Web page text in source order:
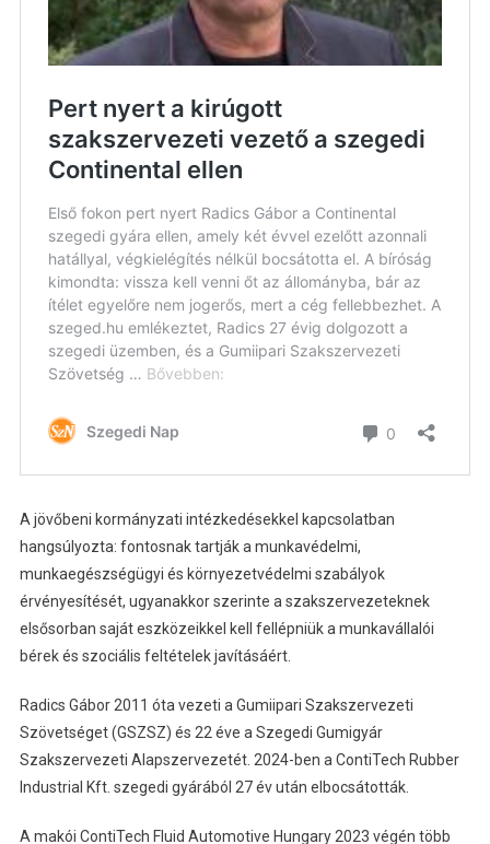
A jövőbeni kormányzati intézkedésekkel kapcsolatban
hangsúlyozta: fontosnak tartják a munkavédelmi,
munkaegészségügyi és környezetvédelmi szabályok
érvényesítését, ugyanakkor szerinte a szakszervezeteknek
elsősorban saját eszközeikkel kell fellépniük a munkavállalói
bérek és szociális feltételek javításáért.
Radics Gábor 2011 óta vezeti a Gumiipari Szakszervezeti
Szövetséget (GSZSZ) és 22 éve a Szegedi Gumigyár
Szakszervezeti Alapszervezetét. 2024-ben a ContiTech Rubber
Industrial Kft. szegedi gyárából 27 év után elbocsátották.
A makói ContiTech Fluid Automotive Hungary 2023 végén több